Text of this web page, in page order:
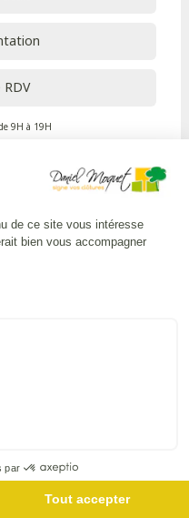
de ce site vous intéresse
bien vous accompagner
par
Tout accepter
RDV
9H à 19H
POSTE FIXE
MOQUET
internet